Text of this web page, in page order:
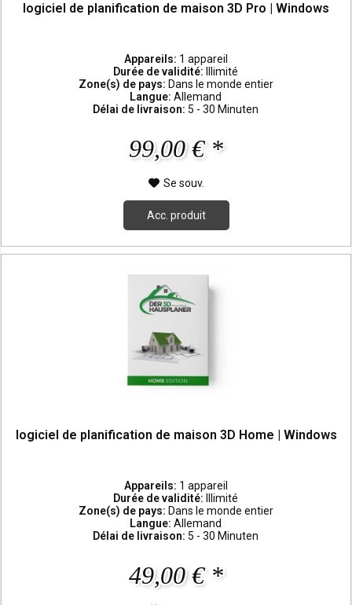
logiciel de planification de maison 3D Pro | Windows
Appareils: 1 appareil
Durée de validité:
Illimité
Zone(s) de pays: Dans le monde entier
Langue:Allemand
Délai de livraison: 5 - 30 Minuten
99,00 € *
Se souv.
Acc. produit
logiciel de planification de maison 3D Home | Windows
Appareils: 1 appareil
Durée de validité:
Illimité
Zone(s) de pays: Dans le monde entier
Langue:Allemand
Délai de livraison: 5 - 30 Minuten
49,00 € *